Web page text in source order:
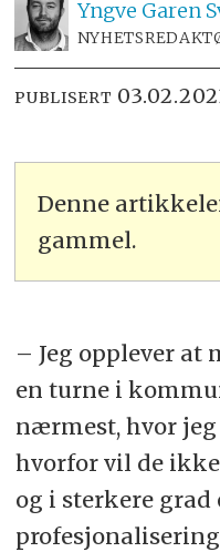
Yngve Garen
PUBLISERT
Denne
gammel.
– Jeg opplever at
en turne i
nærmest, hvor jeg
hvorfor vil de
og i sterkere grad